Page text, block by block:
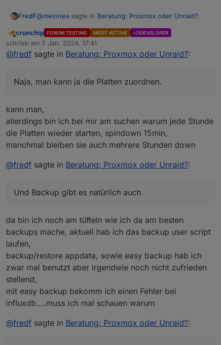
FredF@melonea sagte in Beratung: Proxmox oder Unraid?:
Damit wäre ich vorsichtig, sollten Container auf den
Platten laufen hast du schnell viele unnötige
Naja, man kann ja die Platten zuordnen.
gerade am Schlafen.
Offline
crunchip FORUM TESTING MOST ACTIVE DEVELOPER
schrieb am 7. Jan. 2024, 17:41
zuletzt editiert von
@fredf sagte in Beratung: Proxmox oder Unraid?:
Naja, man kann ja die Platten zuordnen.
kann man,
allerdings bin ich bei mir am suchen warum jede Stunde
die Platten wieder starten, spindown 15min,
manchmal bleiben sie auch mehrere Stunden down
@fredf sagte in Beratung: Proxmox oder Unraid?:
Und Backup gibt es natürlich auch
da bin ich noch am tüfteln wie ich da am besten
backups mache, aktuell hab ich das backup user script
laufen,
backup/restore appdata, sowie easy backup hab ich
zwar mal benutzt aber irgendwie noch nicht zufrieden
stellend,
mit easy backup bekomm ich einen Fehler bei
influxdb....muss ich mal schauen warum
@fredf sagte in Beratung: Proxmox oder Unraid?: